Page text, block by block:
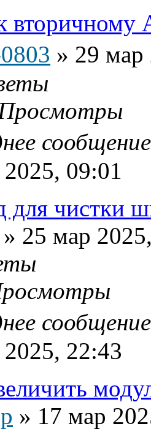
вторичному
» 29 мар
09:01
для чистки
» 25 мар
22:43
» 17 мар